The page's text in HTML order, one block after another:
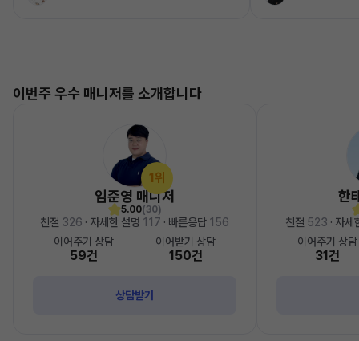
이번주 우수 매니저를 소개합니다
1위
임준영 매니저
5.00(30)
친절 326 · 자세한 설명 117 · 빠른응답 156
이어주기 상담
59건
이어받기 상담
150건
상담받기
한
친절 523 · 자
이어주기 상담
31건